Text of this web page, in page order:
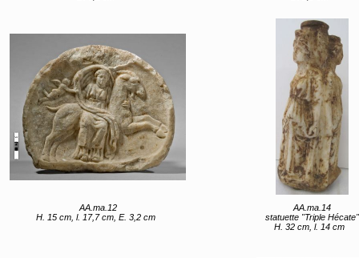
AA.ma.12
H. 15 cm, l. 17,7 cm, E. 3,2 cm
AA.ma.14
statuette "Triple Hécate"
H. 32 cm, l. 14 cm